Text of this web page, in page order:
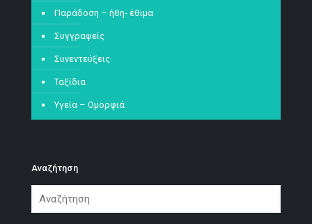
Παράδοση – ήθη- έθιμα
Συγγραφείς
Συνεντεύξεις
Ταξίδια
Υγεία – Ομορφιά
Αναζήτηση